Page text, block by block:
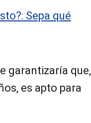
Sepa qué
garantizaría que,
es apto para